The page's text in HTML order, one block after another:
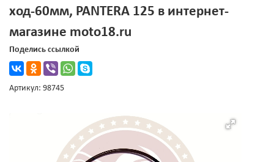
ход-60мм, PANTERA 125 в интернет-
магазине moto18.ru
Поделись ссылкой
Артикул: 98745